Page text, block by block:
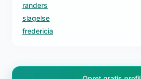
randers
slagelse
fredericia